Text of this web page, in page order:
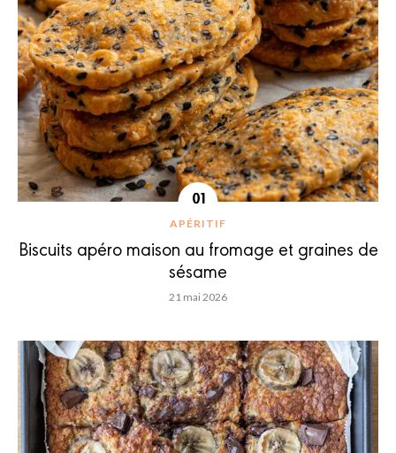
APÉRITIF
Biscuits apéro maison au fromage et graines de
sésame
21 mai 2026